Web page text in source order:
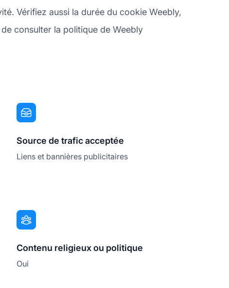
Vérifiez aussi la durée du cookie Weebly,
consulter la politique de Weebly
Source de trafic acceptée
Liens et bannières publicitaires
Contenu religieux ou politique
Oui